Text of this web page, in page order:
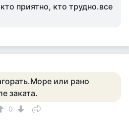
приятно, кто трудно.все
или рано
заката.
0